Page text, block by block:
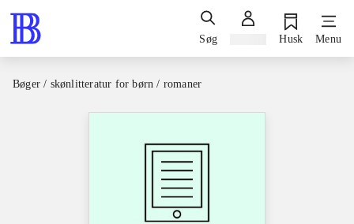
Søg Husk Menu
Bøger / skønlitteratur for børn / romaner